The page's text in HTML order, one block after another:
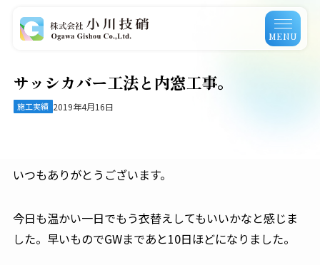
MENU
サッシカバー工法と内窓工事。
施工実績 2019年4月16日
いつもありがとうございます。
今日も温かい一日でもう衣替えしてもいいかなと感じま
した。早いものでGWまであと10日ほどになりました。